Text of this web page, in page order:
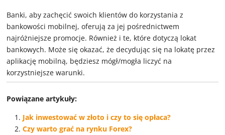
Banki, aby zachęcić swoich klientów do korzystania z
bankowości mobilnej, oferują za jej pośrednictwem
najróżniejsze promocje. Również i te, które dotyczą lokat
bankowych. Może się okazać, że decydując się na lokatę przez
aplikację mobilną, będziesz mógł/mogła liczyć na
korzystniejsze warunki.
Powiązane artykuły:
Jak inwestować w złoto i czy to się opłaca?
Czy warto grać na rynku Forex?